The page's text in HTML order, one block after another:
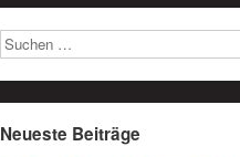
Neueste Beiträge